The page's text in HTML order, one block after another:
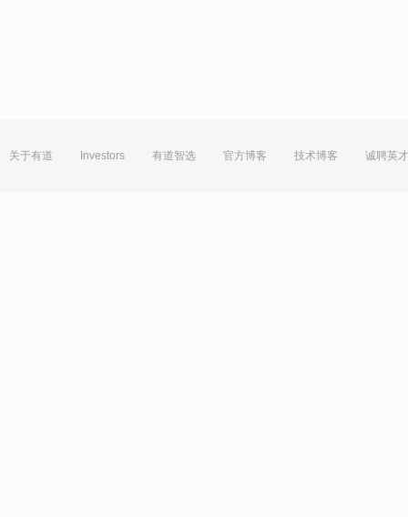
关于有道 Investors 有道智选 官方博客 技术博客 诚聘英才